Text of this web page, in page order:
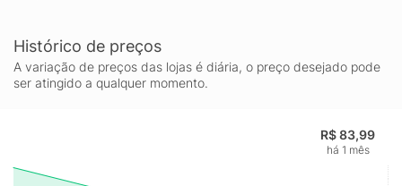
Histórico de preços
A variação de preços das lojas é diária, o preço desejado pode
ser atingido a qualquer momento.
R$ 83,99
há 1 mês